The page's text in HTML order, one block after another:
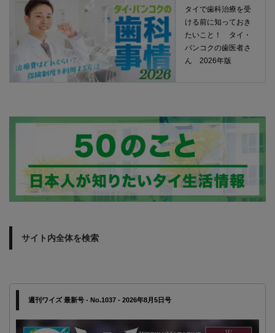
タイで歯科治療を受
ける前に知っておき
たいこと！ タイ・
バンコクの歯医者さ
ん 2026年版
サイト内全体を検索
週刊ワイズ 最新号 - No.1037 - 2026年8月5日号